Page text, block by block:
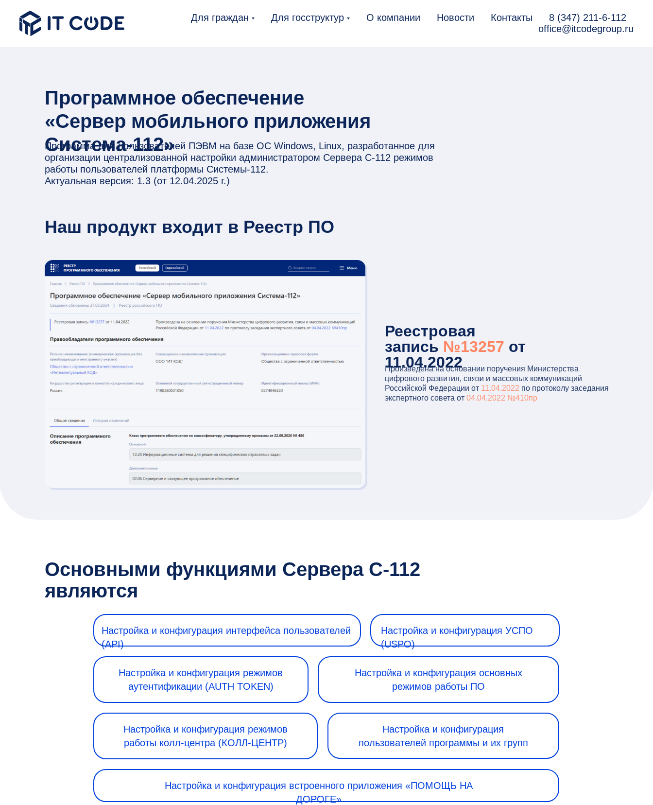
Для граждан Для госструктур О компании Новости Контакты
8 (347) 211-6-112
office@itcodegroup.ru
Программное обеспечение
«Сервер мобильного приложения
Система-112»
Программа для пользователей ПЭВМ на базе ОС Windows, Linux, разработанное для
организации централизованной настройки администратором Сервера С-112 режимов
работы пользователей платформы Системы-112.
Актуальная версия: 1.3 (от 12.04.2025 г.)
Реестровая
запись №13257 от
11.04.2022
Произведена на основании поручения Министерства
цифрового развития, связи и массовых коммуникаций
Российской Федерации от 11.04.2022 по протоколу заседания
экспертного совета от 04.04.2022 №410пр
Наш продукт входит в Реестр ПО
Основными функциями Сервера С-112
являются
Настройка и конфигурация интерфейса пользователей
(API)
Настройка и конфигурация УСПО
(USPO)
Настройка и конфигурация режимов
аутентификации (AUTH TOKEN)
Настройка и конфигурация основных
режимов работы ПО
Настройка и конфигурация режимов
работы колл-центра (КОЛЛ-ЦЕНТР)
Настройка и конфигурация
пользователей программы и их групп
Настройка и конфигурация встроенного приложения «ПОМОЩЬ НА
ДОРОГЕ»